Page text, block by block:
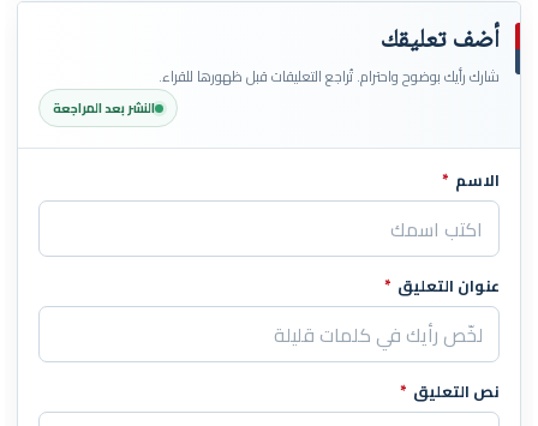
أضف تعليقك
شارك رأيك بوضوح واحترام. تُراجع التعليقات قبل ظهورها للقراء.
النشر بعد المراجعة
اترك هذا الحقل فارغاً
الاسم *
عنوان التعليق *
نص التعليق *